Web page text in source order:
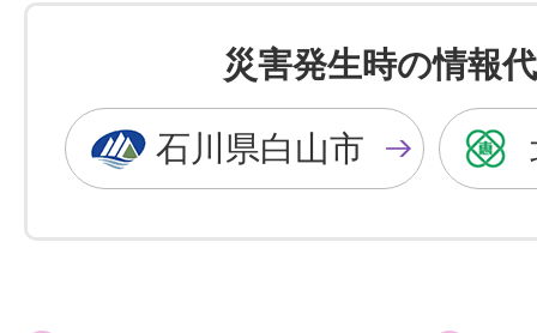
色
を
黒
色
に
色
を
青
色
に
災害発生時の情報
石川県白山市